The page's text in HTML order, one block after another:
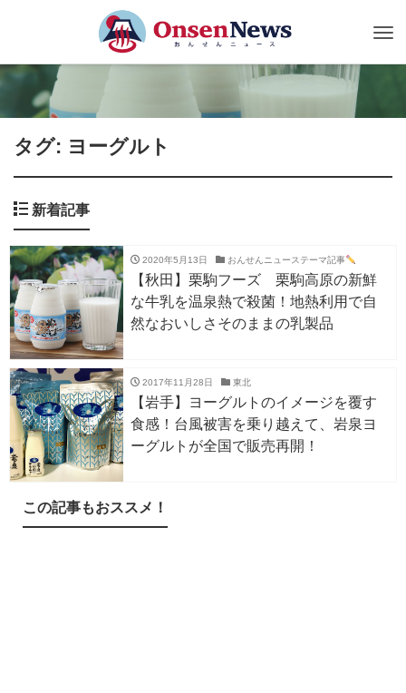
タグ: ヨーグルト
新着記事
2020年5月13日 おんせんニューステーマ記事
【秋田】栗駒フーズ 栗駒高原の新鮮
な牛乳を温泉熱で殺菌！地熱利用で自
然なおいしさそのままの乳製品
2017年11月28日 東北
【岩手】ヨーグルトのイメージを覆す
食感！台風被害を乗り越えて、岩泉ヨ
ーグルトが全国で販売再開！
この記事もおススメ！